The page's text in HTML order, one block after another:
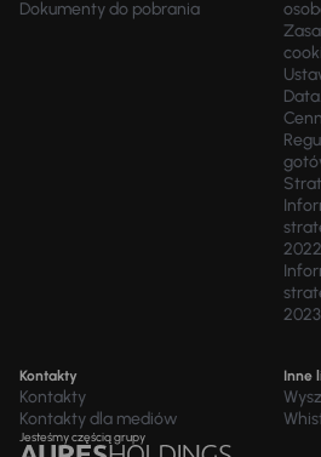
Dokumenty do pobrania
2022
2023
Kontakty
Kontakty
Kontakty dla mediów
Inne
Jesteśmy częścią grupy